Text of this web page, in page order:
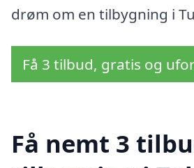
drøm om en tilbygning i
Få 3 tilbud, gratis og
Få nemt 3